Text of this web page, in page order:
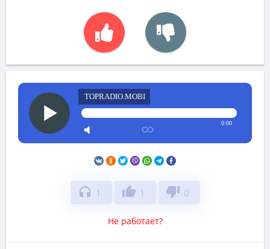
TOPRADIO.MOBI
0:00
headphones 1 thumb_up 1 thumb_down 0
Не работает?